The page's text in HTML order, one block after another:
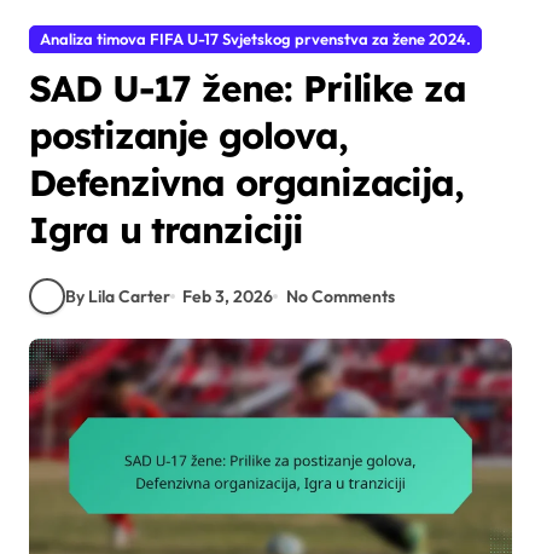
Analiza timova FIFA U-17 Svjetskog prvenstva za žene 2024.
SAD U-17 žene: Prilike za
postizanje golova,
Defenzivna organizacija,
Igra u tranziciji
By Lila Carter Feb 3, 2026 No Comments